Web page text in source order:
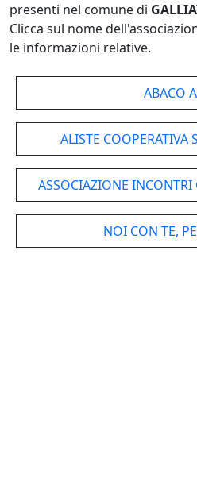
presenti nel comune di
Clicca sul nome
le informazioni relative.
ABACO
ALISTE COOPERATIVA
ASSOCIAZIONE INCONTRI
NOI CON TE,